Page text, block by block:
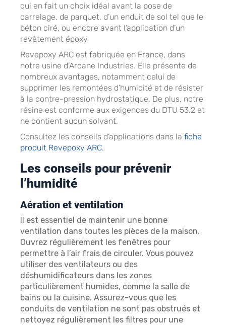
qui en fait un choix idéal avant la pose de
carrelage, de parquet, d’un enduit de sol tel que le
béton ciré, ou encore avant l’application d’un
revêtement époxy
Revepoxy ARC est fabriquée en France, dans
notre usine d’Arcane Industries. Elle présente de
nombreux avantages, notamment celui de
supprimer les remontées d’humidité et de résister
à la contre-pression hydrostatique. De plus, notre
résine est conforme aux exigences du DTU 53.2 et
ne contient aucun solvant.
Consultez les conseils d’applications dans la fiche
produit Revepoxy ARC.
Les conseils pour prévenir
l’humidité
Aération et ventilation
Il est essentiel de maintenir une bonne
ventilation dans toutes les pièces de la maison.
Ouvrez régulièrement les fenêtres pour
permettre à l’air frais de circuler. Vous pouvez
utiliser des ventilateurs ou des
déshumidificateurs dans les zones
particulièrement humides, comme la salle de
bains ou la cuisine. Assurez-vous que les
conduits de ventilation ne sont pas obstrués et
nettoyez régulièrement les filtres pour une